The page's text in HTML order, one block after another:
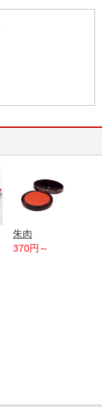
朱肉
370円～